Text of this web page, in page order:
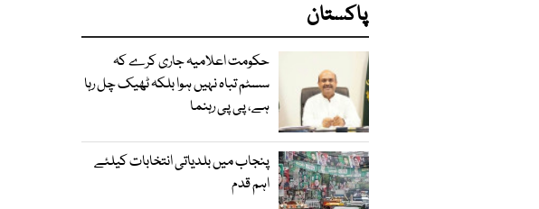
پاکستان
حکومت اعلامیہ جاری کرے کہ
سسٹم تباہ نہیں ہوا بلکہ ٹھیک چل رہا
ہے، پی پی رہنما
پنجاب میں بلدیاتی انتخابات کیلئے
اہم قدم